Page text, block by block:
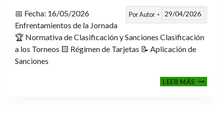
PorAutor 29/04/2026
📅 Fecha: 16/05/2026
Enfrentamientos de la Jornada
🏆 Normativa de Clasificación y Sanciones Clasificación
a los Torneos 🟨 Régimen de Tarjetas 📝 Aplicación de
Sanciones
LEER MÁSFASE